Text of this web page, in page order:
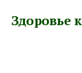
Здоровье